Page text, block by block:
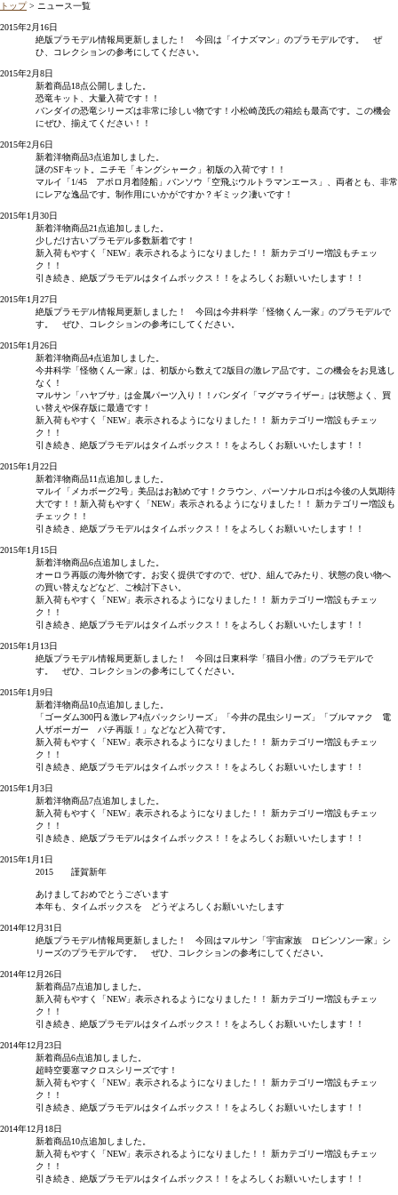
トップ> ニュース一覧
2015年2月16日
絶版プラモデル情報局更新しました！ 今回は「イナズマン」のプラモデルです。 ぜ
ひ、コレクションの参考にしてください。
2015年2月8日
新着商品18点公開しました。
恐竜キット、大量入荷です！！
バンダイの恐竜シリーズは非常に珍しい物です！小松崎茂氏の箱絵も最高です。この機会
にぜひ、揃えてください！！
2015年2月6日
新着洋物商品3点追加しました。
謎のSFキット。ニチモ「キングシャーク」初版の入荷です！！
マルイ「1/45 アポロ月着陸船」バンソウ「空飛ぶウルトラマンエース」、両者とも、非常
にレアな逸品です。制作用にいかがですか？ギミック凄いです！
2015年1月30日
新着洋物商品21点追加しました。
少しだけ古いプラモデル多数新着です！
新入荷もやすく「NEW」表示されるようになりました！！ 新カテゴリー増設もチェッ
ク！！
引き続き、絶版プラモデルはタイムボックス！！をよろしくお願いいたします！！
2015年1月27日
絶版プラモデル情報局更新しました！ 今回は今井科学「怪物くん一家」のプラモデルで
す。 ぜひ、コレクションの参考にしてください。
2015年1月26日
新着洋物商品4点追加しました。
今井科学「怪物くん一家」は、初版から数えて2版目の激レア品です。この機会をお見逃し
なく！
マルサン「ハヤブサ」は金属パーツ入り！！バンダイ「マグマライザー」は状態よく、買
い替えや保存版に最適です！
新入荷もやすく「NEW」表示されるようになりました！！ 新カテゴリー増設もチェッ
ク！！
引き続き、絶版プラモデルはタイムボックス！！をよろしくお願いいたします！！
2015年1月22日
新着洋物商品11点追加しました。
マルイ「メカボーグ2号」美品はお勧めです！クラウン、パーソナルロボは今後の人気期待
大です！！新入荷もやすく「NEW」表示されるようになりました！！ 新カテゴリー増設も
チェック！！
引き続き、絶版プラモデルはタイムボックス！！をよろしくお願いいたします！！
2015年1月15日
新着洋物商品6点追加しました。
オーロラ再販の海外物です。お安く提供ですので、ぜひ、組んでみたり、状態の良い物へ
の買い替えなどなど、ご検討下さい。
新入荷もやすく「NEW」表示されるようになりました！！ 新カテゴリー増設もチェッ
ク！！
引き続き、絶版プラモデルはタイムボックス！！をよろしくお願いいたします！！
2015年1月13日
絶版プラモデル情報局更新しました！ 今回は日東科学「猫目小僧」のプラモデルで
す。 ぜひ、コレクションの参考にしてください。
2015年1月9日
新着洋物商品10点追加しました。
「ゴーダム300円＆激レア4点パックシリーズ」「今井の昆虫シリーズ」「ブルマァク 電
人ザボーガー パチ再販！」などなど入荷です。
新入荷もやすく「NEW」表示されるようになりました！！ 新カテゴリー増設もチェッ
ク！！
引き続き、絶版プラモデルはタイムボックス！！をよろしくお願いいたします！！
2015年1月3日
新着洋物商品7点追加しました。
新入荷もやすく「NEW」表示されるようになりました！！ 新カテゴリー増設もチェッ
ク！！
引き続き、絶版プラモデルはタイムボックス！！をよろしくお願いいたします！！
2015年1月1日
2015 謹賀新年
あけましておめでとうございます
本年も、タイムボックスを どうぞよろしくお願いいたします
2014年12月31日
絶版プラモデル情報局更新しました！ 今回はマルサン「宇宙家族 ロビンソン一家」シ
リーズのプラモデルです。 ぜひ、コレクションの参考にしてください。
2014年12月26日
新着商品7点追加しました。
新入荷もやすく「NEW」表示されるようになりました！！ 新カテゴリー増設もチェッ
ク！！
引き続き、絶版プラモデルはタイムボックス！！をよろしくお願いいたします！！
2014年12月23日
新着商品6点追加しました。
超時空要塞マクロスシリーズです！
新入荷もやすく「NEW」表示されるようになりました！！ 新カテゴリー増設もチェッ
ク！！
引き続き、絶版プラモデルはタイムボックス！！をよろしくお願いいたします！！
2014年12月18日
新着商品10点追加しました。
新入荷もやすく「NEW」表示されるようになりました！！ 新カテゴリー増設もチェッ
ク！！
引き続き、絶版プラモデルはタイムボックス！！をよろしくお願いいたします！！